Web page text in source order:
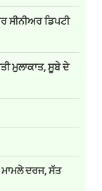
ਸੀਨੀਅਰ ਡਿਪਟੀ
ਮੁਲਾਕਾਤ, ਸੂਬੇ ਦੇ
ਦਰਜ, ਸੱਤ